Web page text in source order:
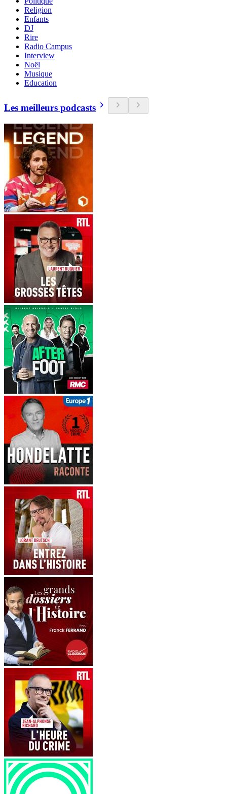
Religion
Enfants
DJ
Rire
Radio Campus
Interview
Noël
Musique
Education
Les meilleurs podcasts